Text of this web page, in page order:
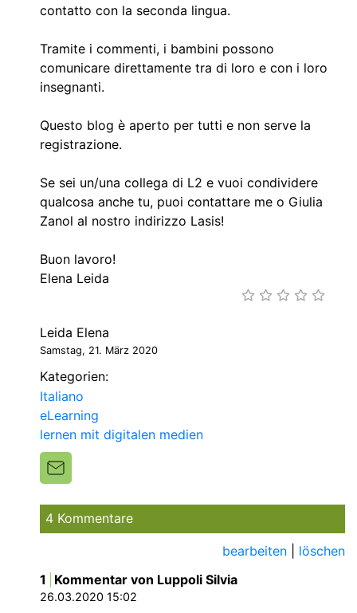
contatto con la seconda lingua.
Tramite i commenti, i bambini possono
comunicare direttamente tra di loro e con i loro
insegnanti.
Questo blog è aperto per tutti e non serve la
registrazione.
Se sei un/una collega di L2 e vuoi condividere
qualcosa anche tu, puoi contattare me o Giulia
Zanol al nostro indirizzo Lasis!
Buon lavoro!
Elena Leida
Leida Elena
Samstag, 21. März 2020
Kategorien:
Italiano
eLearning
lernen mit digitalen medien
4 Kommentare
bearbeiten
löschen
1
Kommentar von Luppoli Silvia
26.03.2020 15:02